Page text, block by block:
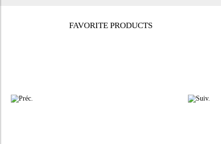
FAVORITE PRODUCTS